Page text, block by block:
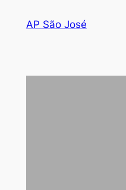
AP São José